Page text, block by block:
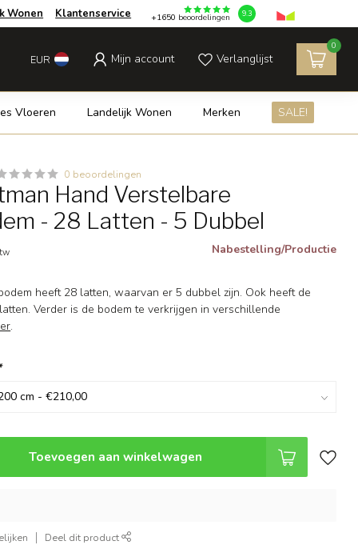
Wonen Klantenservice +1650 beoordelingen 9.3
EUR Mijn account Verlanglijst
0
Vloeren Landelijk Wonen Merken SALE!
0 beoordelingen
Hand Verstelbare
- 28 Latten - 5 Dubbel
Nabestelling/Productie
heeft 28 latten, waarvan er 5 dubbel zijn. Ook heeft de
Verder is de bodem te verkrijgen in verschillende
.
Toevoegen aan winkelwagen
Deel dit product